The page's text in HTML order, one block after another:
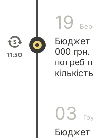
11:50
19
Бюджет
000 грн.
потреб
03
Бюджет